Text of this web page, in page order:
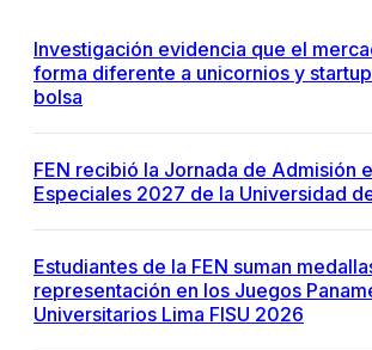
Investigación evidencia que el
forma diferente a unicornios y
bolsa
FEN recibió la Jornada de Admisión
Especiales 2027 de la Universidad
Estudiantes de la FEN suman
representación en los Juegos
Universitarios Lima FISU 2026